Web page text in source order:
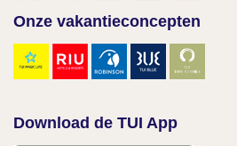
Onze vakantieconcepten
Download de TUI App